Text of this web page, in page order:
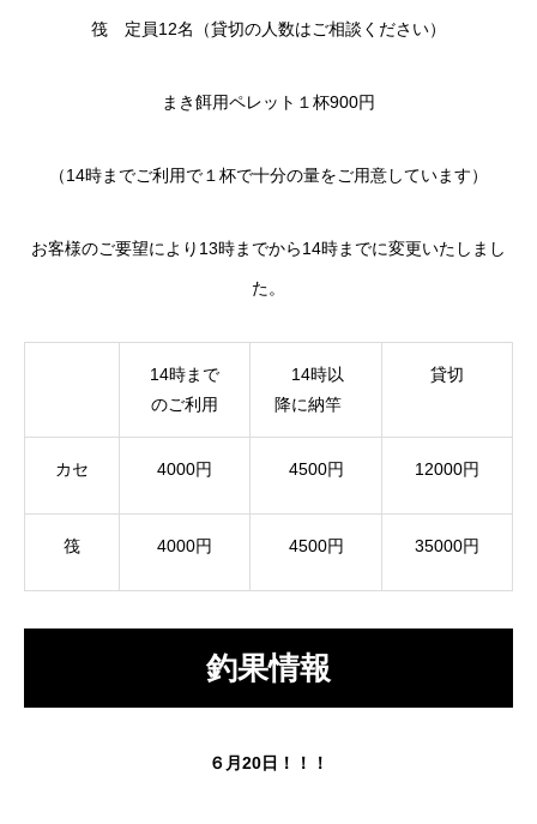
筏 定員12名（貸切の人数はご相談ください）
まき餌用ペレット１杯900円
（14時までご利用で１杯で十分の量をご用意しています）
お客様のご要望により13時までから14時までに変更いたしまし
た。
14時まで
のご利用
14時以
降に納竿
貸切
カセ 4000円 4500円 12000円
筏 4000円 4500円 35000円
釣果情報
６月20日！！！